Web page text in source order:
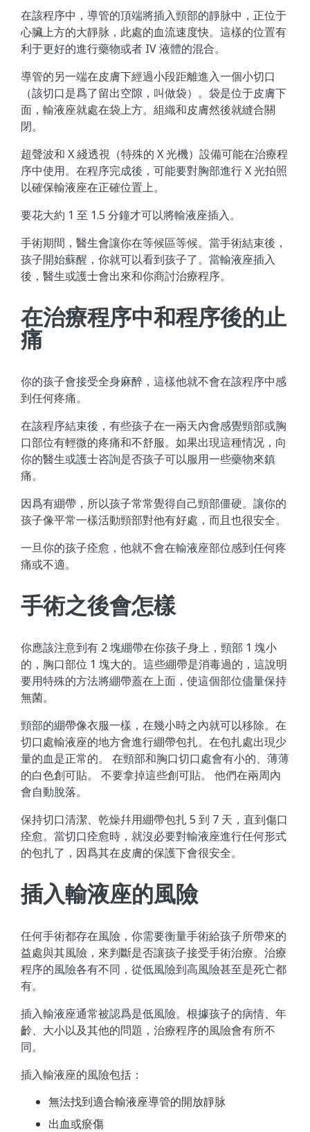
在該程序中，導管的頂端將插入頸部的靜脉中，正位于
心臟上方的大靜脉，此處的血流速度快。這樣的位置有
利于更好的進行藥物或者 IV 液體的混合。
導管的另一端在皮膚下經過小段距離進入一個小切口
（該切口是爲了留出空隙，叫做袋）。袋是位于皮膚下
面，輸液座就處在袋上方。組織和皮膚然後就縫合關
閉。
超聲波和 X 綫透視（特殊的 X 光機）設備可能在治療程
序中使用。在程序完成後，可能要對胸部進行 X 光拍照
以確保輸液座在正確位置上。
要花大約 1 至 1.5 分鐘才可以將輸液座插入。
手術期間，醫生會讓你在等候區等候。當手術結束後，
孩子開始蘇醒，你就可以看到孩子了。當輸液座插入
後，醫生或護士會出來和你商討治療程序。
在治療程序中和程序後的止
痛
你的孩子會接受全身麻醉，這樣他就不會在該程序中感
到任何疼痛。
在該程序結束後，有些孩子在一兩天內會感覺頸部或胸
口部位有輕微的疼痛和不舒服。如果出現這種情况，向
你的醫生或護士咨詢是否孩子可以服用一些藥物來鎮
痛。
因爲有綳帶，所以孩子常常覺得自己頸部僵硬。讓你的
孩子像平常一樣活動頸部對他有好處，而且也很安全。
一旦你的孩子痊愈，他就不會在輸液座部位感到任何疼
痛或不適。
手術之後會怎樣
你應該注意到有 2 塊綳帶在你孩子身上，頸部 1 塊小
的，胸口部位 1 塊大的。這些綳帶是消毒過的，這說明
要用特殊的方法將綳帶蓋在上面，使這個部位儘量保持
無菌。
頸部的綳帶像衣服一樣，在幾小時之內就可以移除。在
切口處輸液座的地方會進行綳帶包扎。在包扎處出現少
量的血是正常的。 在頸部和胸口切口處會有小的、薄薄
的白色創可貼。 不要拿掉這些創可貼。 他們在兩周內
會自動脫落。
保持切口清潔、乾燥幷用綳帶包扎 5 到 7 天，直到傷口
痊愈。當切口痊愈時，就沒必要對輸液座進行任何形式
的包扎了，因爲其在皮膚的保護下會很安全。
插入輸液座的風險
任何手術都存在風險，你需要衡量手術給孩子所帶來的
益處與其風險，來判斷是否讓孩子接受手術治療。治療
程序的風險各有不同，從低風險到高風險甚至是死亡都
有。
插入輸液座通常被認爲是低風險。根據孩子的病情、年
齡、大小以及其他的問題，治療程序的風險會有所不
同。
插入輸液座的風險包括：
無法找到適合輸液座導管的開放靜脉
出血或瘀傷